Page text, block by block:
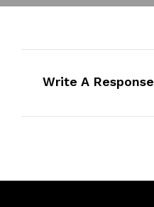
Write A Response